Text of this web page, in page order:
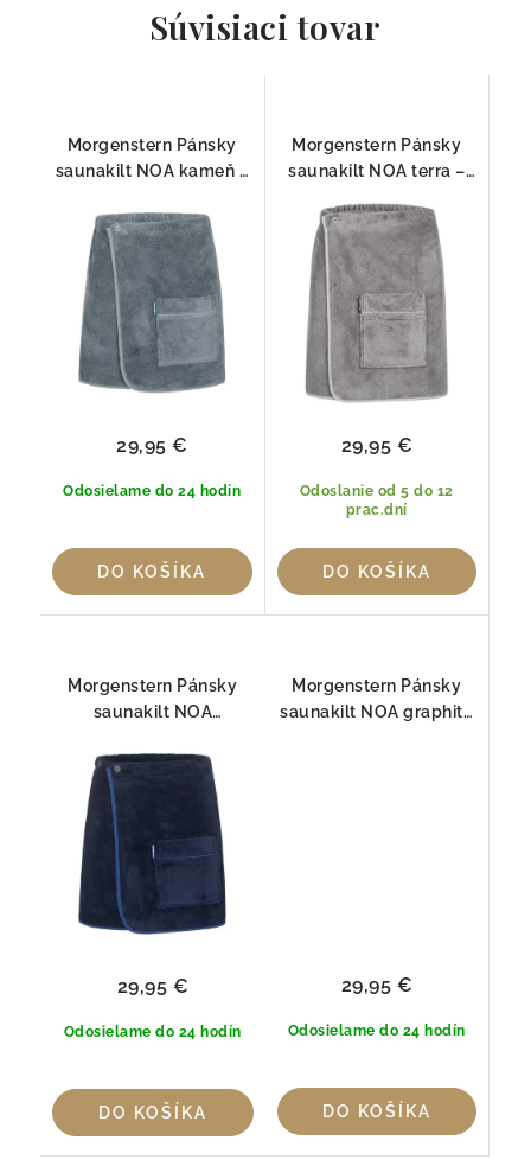
Súvisiaci tovar
Morgenstern Pánsky
saunakilt NOA kameň –
100% bavlny
Odosielame do 24 hodín
29,95 €
DO KOŠÍKA
Morgenstern Pánsky
saunakilt NOA terra –
100% bavlny
Odoslanie od 5 do 12
prac.dní
29,95 €
DO KOŠÍKA
Morgenstern Pánsky
saunakilt NOA
kilt do sauny zo 100%
Odosielame do 24 hodín
29,95 €
DO KOŠÍKA
Morgenstern Pánsky
saunakilt NOA graphit–
Odosielame do 24 hodín
29,95 €
DO KOŠÍKA